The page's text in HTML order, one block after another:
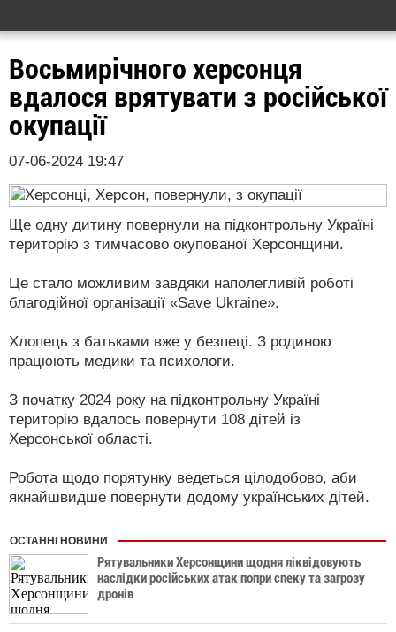
Восьмирічного херсонця
вдалося врятувати з російської
окупації
07-06-2024 19:47
Ще одну дитину повернули на підконтрольну Україні
територію з тимчасово окупованої Херсонщини.
Це стало можливим завдяки наполегливій роботі
благодійної організації «Save Ukraine».
Хлопець з батьками вже у безпеці. З родиною
працюють медики та психологи.
З початку 2024 року на підконтрольну Україні
територію вдалось повернути 108 дітей із
Херсонської області.
Робота щодо порятунку ведеться цілодобово, аби
якнайшвидше повернути додому українських дітей.
ОСТАННІ НОВИНИ
Рятувальники Херсонщини щодня ліквідовують
наслідки російських атак попри спеку та загрозу
дронів